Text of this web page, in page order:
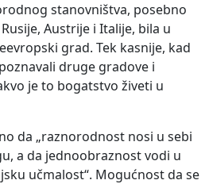
stanovništva, posebno
Austrije i Italije, bila u
grad. Tek kasnije, kad
druge gradove i
je to bogatstvo živeti u
da „raznorodnost nosi u sebi
a da jednoobraznost vodi u
učmalost“. Mogućnost da se